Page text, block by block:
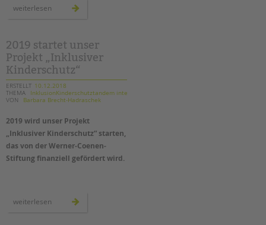
tandem international
Stellenangebote
tandem als Arbeitgeberin
NEWS/BLOG
unkuerzbar
Briefe an Kai
PRESSE
Impressum
weiterlesen
hilfen
der
tandem
btl
in
treptow-
köpenick
2019 startet unser
Projekt „Inklusiver
Kinderschutz“
ERSTELLT 10.12.2018
THEMA
InklusionKinderschutztandem intern
VON
Barbara Brecht-Hadraschek
2019 wird unser Projekt
„Inklusiver Kinderschutz“ starten,
das von der Werner-Coenen-
Stiftung finanziell gefördert wird.
weiterlesen